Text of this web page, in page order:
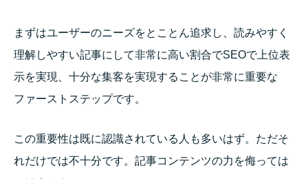
まずはユーザーのニーズをとことん追求し、読みやすく
理解しやすい記事にして非常に高い割合でSEOで上位表
示を実現、十分な集客を実現することが非常に重要な
ファーストステップです。
この重要性は既に認識されている人も多いはず。ただそ
れだけでは不十分です。記事コンテンツの力を侮っては